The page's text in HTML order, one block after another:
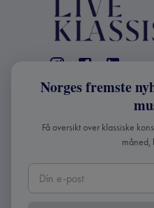
KONTAKT
Live Klassisk: +47
info@liveklassisk.no
Live Klassisk
Org nr: 932392364
Norges fremste
Få oversikt over klassiske
måned,